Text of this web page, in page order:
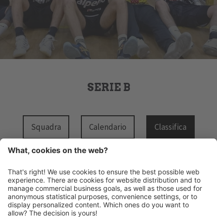
SERIE B
Squadra Calendario Classifica
HANDBALL MERAN ALPERIA
Via Lido 4
I-39012 Merano